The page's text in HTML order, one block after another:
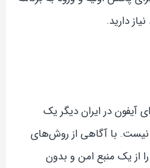
دارید.
آیفون در ایران دیگر یک
با آگاهی از روش‌های
از یک منبع امن و بدون